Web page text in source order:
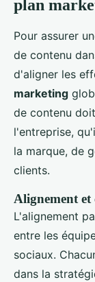
plan
Pour assurer
de contenu
d'aligner les
marketing
de contenu
l'entreprise,
la marque, de
clients.
Alignement
L'alignement
entre les
sociaux.
dans la